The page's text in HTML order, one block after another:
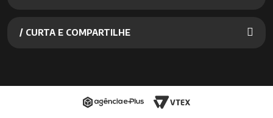
/ CURTA E COMPARTILHE